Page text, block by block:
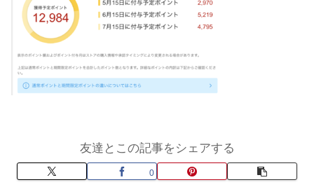
友達とこの記事をシェアする
0